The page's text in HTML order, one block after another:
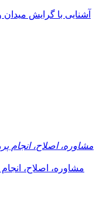
آشنایی با گرایش
مشاوره، اصلاح،